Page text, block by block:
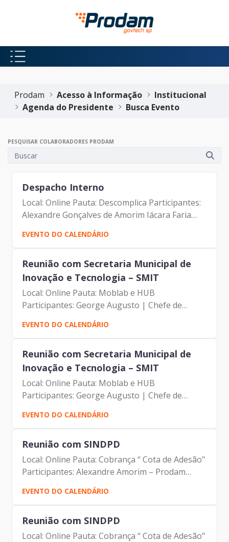
Pular para o Conteúdo principal
Prodam
Acesso à Informação
Institucional
Agenda do Presidente
Busca Evento
PESQUISAR COLABORADORES PRODAM
Despacho Interno
Local: Online Pauta: Descomplica Participantes:
Alexandre Gonçalves de Amorim Iácara Faria
Antonio Celsa Albuquerque Filho
EVENTO DO CALENDÁRIO
Reunião com Secretaria Municipal de
Inovação e Tecnologia – SMIT
Local: Online Pauta: Moblab e HUB
Participantes: George Augusto | Chefe de
Gabinete SMIT Alexandre Gonçalves de Amorim
| Presidente da PRODAM Patricia Thais
Duchnicky | HUB Luciano Araújo | HUB...
EVENTO DO CALENDÁRIO
Reunião com Secretaria Municipal de
Inovação e Tecnologia – SMIT
Local: Online Pauta: Moblab e HUB
Participantes: George Augusto | Chefe de
Gabinete SMIT Alexandre Gonçalves de Amorim
| Presidente da PRODAM Patricia Thais
Duchnicky | HUB Luciano Araújo | HUB...
EVENTO DO CALENDÁRIO
Reunião com SINDPD
Local: Online Pauta: Cobrança “ Cota de Adesão"
Participantes: Alexandre Amorim – Prodam
Jorge Leite – Prodam Camila Murta – Prodam
João Antonio Nunes Gomes e Silva – SINDPD
EVENTO DO CALENDÁRIO
Reunião com SINDPD
Local: Online Pauta: Cobrança “ Cota de Adesão"